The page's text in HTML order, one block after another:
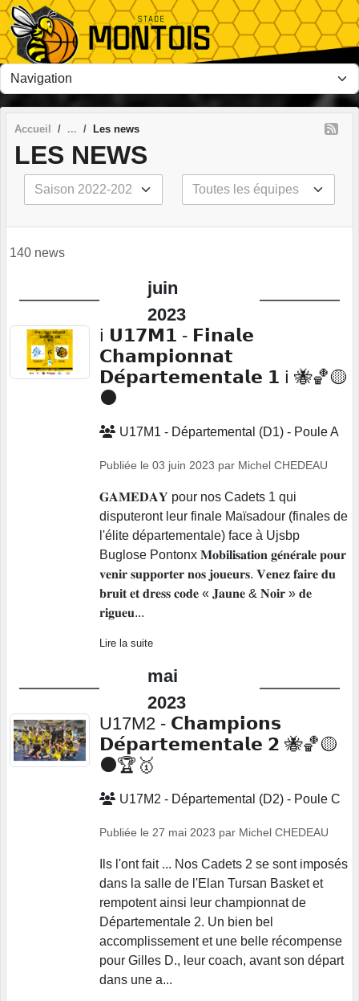
Accueil Les news
LES NEWS
140 news
juin
2023
ℹ️ 𝗨𝟭𝟳𝗠𝟭 - 𝗙𝗶𝗻𝗮𝗹𝗲
𝗖𝗵𝗮𝗺𝗽𝗶𝗼𝗻𝗻𝗮𝘁
𝗗𝗲́𝗽𝗮𝗿𝘁𝗲𝗺𝗲𝗻𝘁𝗮𝗹𝗲 𝟭 ℹ️ 🐝🏀🟡
⚫
U17M1 - Départemental (D1) - Poule A
Publiée le 03 juin 2023 par Michel CHEDEAU
𝐆𝐀𝐌𝐄𝐃𝐀𝐘 pour nos Cadets 1 qui
disputeront leur finale Maïsadour (finales de
l'élite départementale) face à Ujsbp
Buglose Pontonx 𝐌𝐨𝐛𝐢𝐥𝐢𝐬𝐚𝐭𝐢𝐨𝐧 𝐠𝐞́𝐧𝐞́𝐫𝐚𝐥𝐞 𝐩𝐨𝐮𝐫
𝐯𝐞𝐧𝐢𝐫 𝐬𝐮𝐩𝐩𝐨𝐫𝐭𝐞𝐫 𝐧𝐨𝐬 𝐣𝐨𝐮𝐞𝐮𝐫𝐬. 𝐕𝐞𝐧𝐞𝐳 𝐟𝐚𝐢𝐫𝐞 𝐝𝐮
𝐛𝐫𝐮𝐢𝐭 𝐞𝐭 𝐝𝐫𝐞𝐬𝐬 𝐜𝐨𝐝𝐞 « 𝐉𝐚𝐮𝐧𝐞 & 𝐍𝐨𝐢𝐫 » 𝐝𝐞
𝐫𝐢𝐠𝐮𝐞𝐮...
Lire la suite
mai
2023
U17M2 - 𝗖𝗵𝗮𝗺𝗽𝗶𝗼𝗻𝘀
𝗗𝗲́𝗽𝗮𝗿𝘁𝗲𝗺𝗲𝗻𝘁𝗮𝗹𝗲 𝟮 🐝🏀🟡
⚫🏆🥇
U17M2 - Départemental (D2) - Poule C
Publiée le 27 mai 2023 par Michel CHEDEAU
Ils l'ont fait ... Nos Cadets 2 se sont imposés
dans la salle de l'Elan Tursan Basket et
rempotent ainsi leur championnat de
Départementale 2. Un bien bel
accomplissement et une belle récompense
pour Gilles D., leur coach, avant son départ
dans une a...
Panneau de gestion des cookies